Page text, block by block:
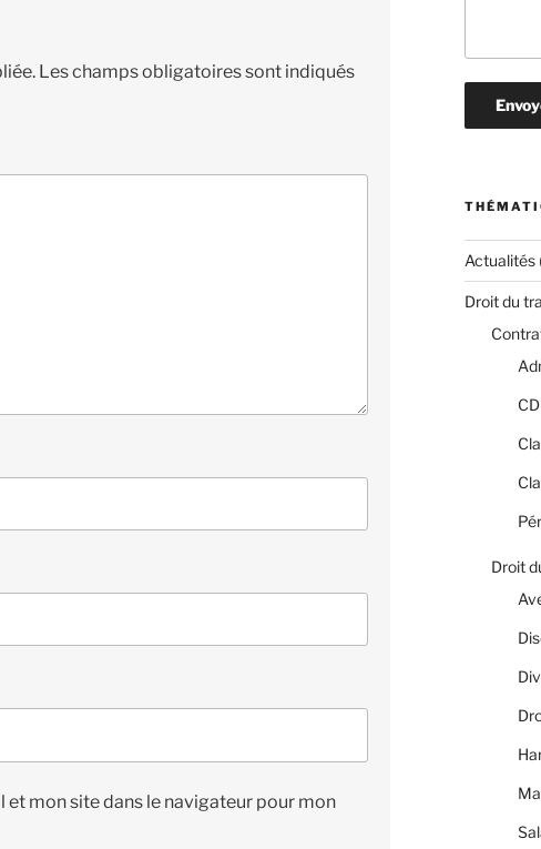
Les champs obligatoires sont indiqués
mon site dans le navigateur pour mon
Actualités
Droit du
Droit